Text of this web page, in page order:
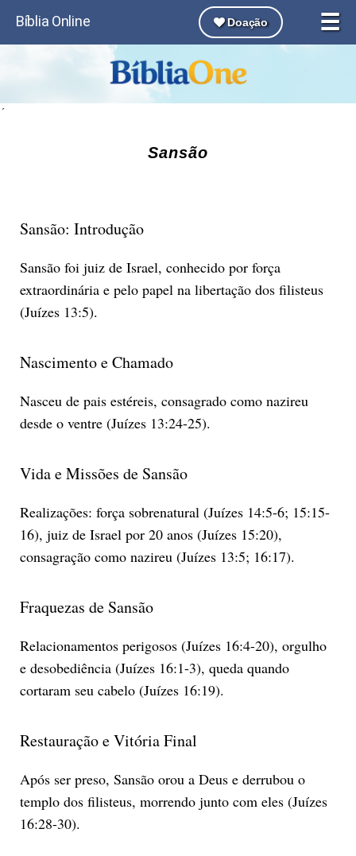
☰
Bíblia Online Doação
´
Sansão
Sansão: Introdução
Sansão foi juiz de Israel, conhecido por força
extraordinária e pelo papel na libertação dos filisteus
(Juízes 13:5).
Nascimento e Chamado
Nasceu de pais estéreis, consagrado como nazireu
desde o ventre (Juízes 13:24-25).
Vida e Missões de Sansão
Realizações: força sobrenatural (Juízes 14:5-6; 15:15-
16), juiz de Israel por 20 anos (Juízes 15:20),
consagração como nazireu (Juízes 13:5; 16:17).
Fraquezas de Sansão
Relacionamentos perigosos (Juízes 16:4-20), orgulho
e desobediência (Juízes 16:1-3), queda quando
cortaram seu cabelo (Juízes 16:19).
Restauração e Vitória Final
Após ser preso, Sansão orou a Deus e derrubou o
templo dos filisteus, morrendo junto com eles (Juízes
16:28-30).